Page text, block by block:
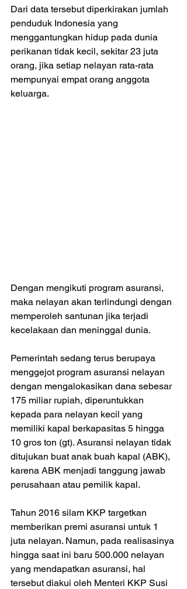
Dari data tersebut diperkirakan jumlah
penduduk Indonesia yang
menggantungkan hidup pada dunia
perikanan tidak kecil, sekitar 23 juta
orang, jika setiap nelayan rata-rata
mempunyai empat orang anggota
keluarga.
Dengan mengikuti program asuransi,
maka nelayan akan terlindungi dengan
memperoleh santunan jika terjadi
kecelakaan dan meninggal dunia.
Pemerintah sedang terus berupaya
menggejot program asuransi nelayan
dengan mengalokasikan dana sebesar
175 miliar rupiah, diperuntukkan
kepada para nelayan kecil yang
memiliki kapal berkapasitas 5 hingga
10 gros ton (gt). Asuransi nelayan tidak
ditujukan buat anak buah kapal (ABK),
karena ABK menjadi tanggung jawab
perusahaan atau pemilik kapal.
Tahun 2016 silam KKP targetkan
memberikan premi asuransi untuk 1
juta nelayan. Namun, pada realisasinya
hingga saat ini baru 500.000 nelayan
yang mendapatkan asuransi, hal
tersebut diakui oleh Menteri KKP Susi